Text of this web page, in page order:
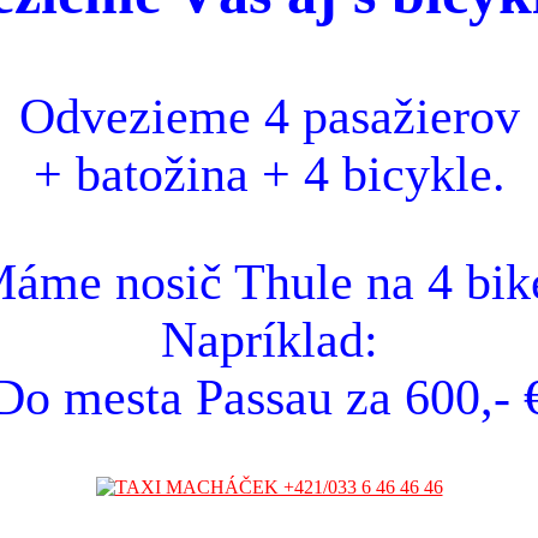
Odvezieme 4 pasažierov
+ batožina + 4 bicykle.
nosič Thule na 4
Napríklad:
mesta Passau za 600,-